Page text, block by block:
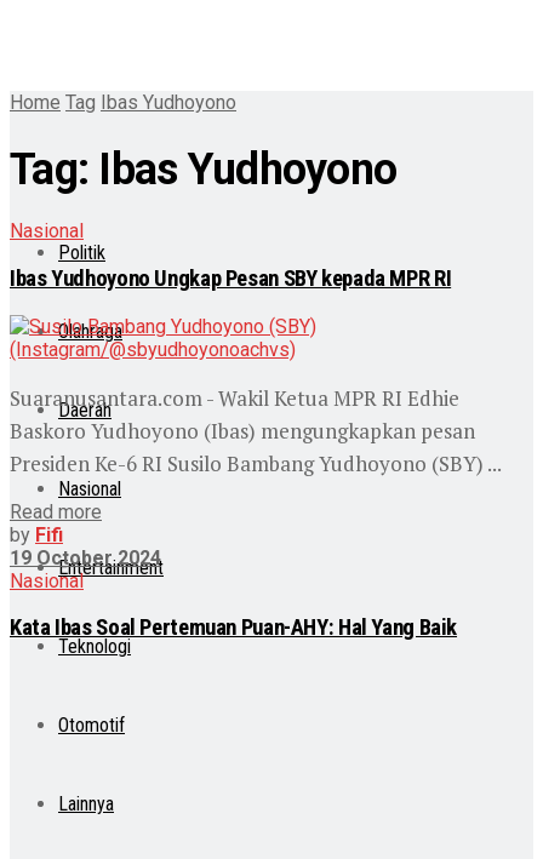
Politik
Olahraga
Daerah
Nasional
Entertainment
Teknologi
Otomotif
Lainnya
Home Tag Ibas Yudhoyono
Tag: Ibas Yudhoyono
Nasional
Ibas Yudhoyono Ungkap Pesan SBY kepada MPR RI
Suaranusantara.com - Wakil Ketua MPR RI Edhie
Baskoro Yudhoyono (Ibas) mengungkapkan pesan
Presiden Ke-6 RI Susilo Bambang Yudhoyono (SBY) ...
Read more
by Fifi
19 October 2024
Nasional
Kata Ibas Soal Pertemuan Puan-AHY: Hal Yang Baik